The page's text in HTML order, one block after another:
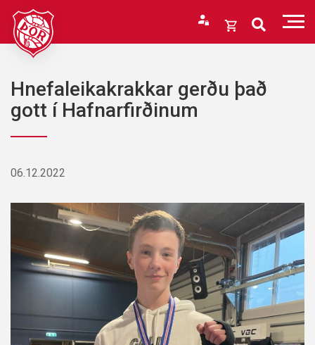
Fara
efni
Opna
Karfan þín
Karfan er tóm.
Hnefaleikakrakkar gerðu það
gott í Hafnarfirðinum
06.12.2022